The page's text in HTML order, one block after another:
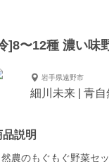
]8〜12種 濃い味
岩手県遠野市
細川未来 | 青自
品説明
然農のもぐもぐ野菜セ